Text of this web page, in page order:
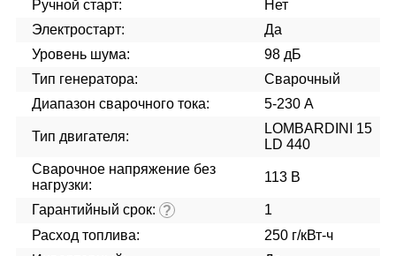
Ручной старт:
Нет
Электростарт:
Да
Уровень шума:
98 дБ
Тип генератора:
Сварочный
Диапазон сварочного тока:
5-230 А
Тип двигателя:
LOMBARDINI 15
LD 440
Сварочное напряжение без
нагрузки:
113 В
Гарантийный срок: ?
1
Расход топлива:
250 г/кВт-ч